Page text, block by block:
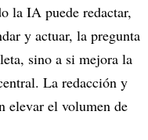
la IA puede redactar,
y actuar, la pregunta
sino a si mejora la
La redacción y
elevar el volumen de